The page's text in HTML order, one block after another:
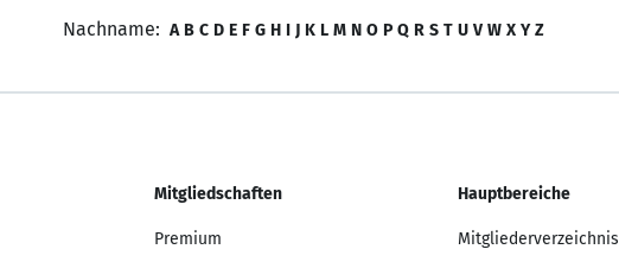
Nachname: A B C D E F G H I J K L M N O P Q R S T U V W X Y Z
Mitgliedschaften
Premium
Hauptbereiche
Mitgliederverzeichnis